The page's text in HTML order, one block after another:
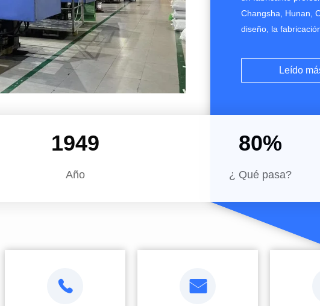
Changsha, Hunan,
diseño, la
aplicaciones
lubricantes, de
Leído
2001
Año
80%
¿ Qué pasa?